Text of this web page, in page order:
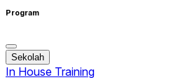
Program
Sekolah
In House Training